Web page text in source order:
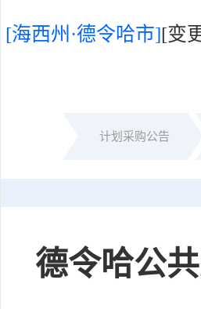
[海西州·德令哈市][变
计划采购公告
德令哈公